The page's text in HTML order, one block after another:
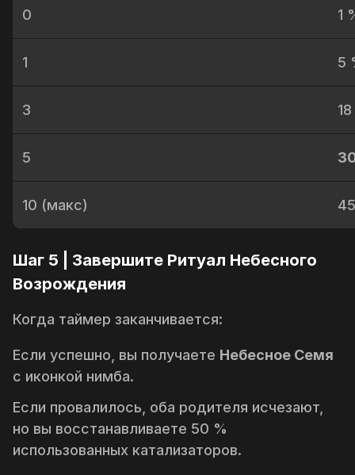
0 1
1 5
3
5
10 (макс)
Шаг 5 | Завершите Ритуал Небесного
Возрождения
Когда таймер заканчивается:
Если успешно, вы получаете Небесное Семя
с иконкой нимба.
Если провалилось, оба родителя исчезают,
но вы восстанавливаете 50 %
использованных катализаторов.